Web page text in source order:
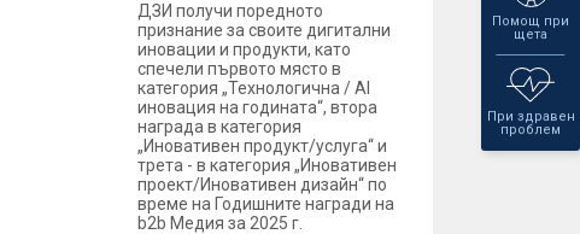
Помощ при
щета
При здравен
проблем
ДЗИ получи поредното
признание за своите дигитални
иновации и продукти, като
спечели първото място в
категория „Технологична / AI
иновация на годината“, втора
награда в категория
„Иновативен продукт/услуга“ и
трета - в категория „Иновативен
проект/Иновативен дизайн“ по
време на Годишните награди на
b2b Медия за 2025 г.